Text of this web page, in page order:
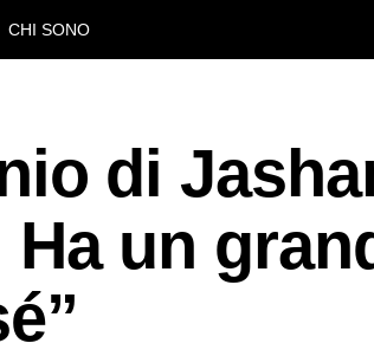
CHI SONO
di
un